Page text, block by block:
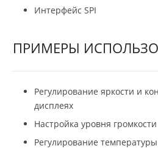
Интерфейс SPI
ПРИМЕРЫ
Регулирование яркости и
дисплеях
Настройка уровня громкости
Регулирование